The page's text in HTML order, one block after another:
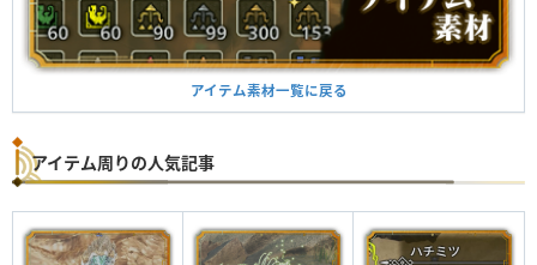
アイテム素材一覧に戻る
アイテム周りの人気記事